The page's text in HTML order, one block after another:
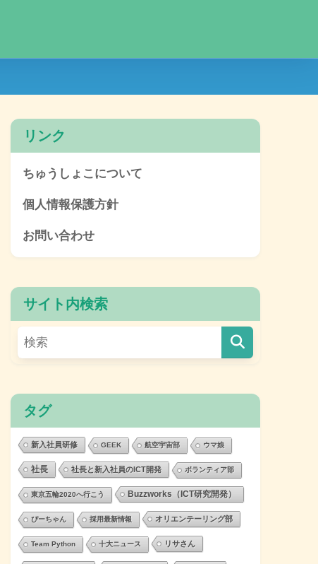
リンク
ちゅうしょこについて
個人情報保護方針
お問い合わせ
サイト内検索
タグ
新入社員研修 GEEK 航空宇宙部 ウマ娘
社長 社長と新入社員のICT開発 ボランティア部
東京五輪2020へ行こう Buzzworks（ICT研究開発）
ぴーちゃん 採用最新情報 オリエンテーリング部
Team Python 十大ニュース リサさん